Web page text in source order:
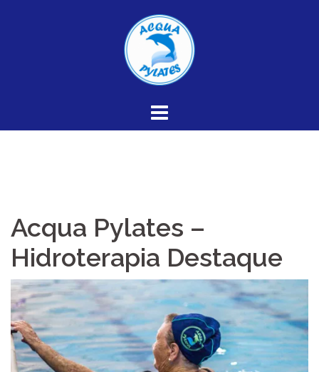
Acqua Pylates –
Hidroterapia Destaque